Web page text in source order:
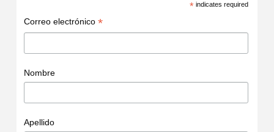
*indicates required
Correo electrónico *
Nombre
Apellido